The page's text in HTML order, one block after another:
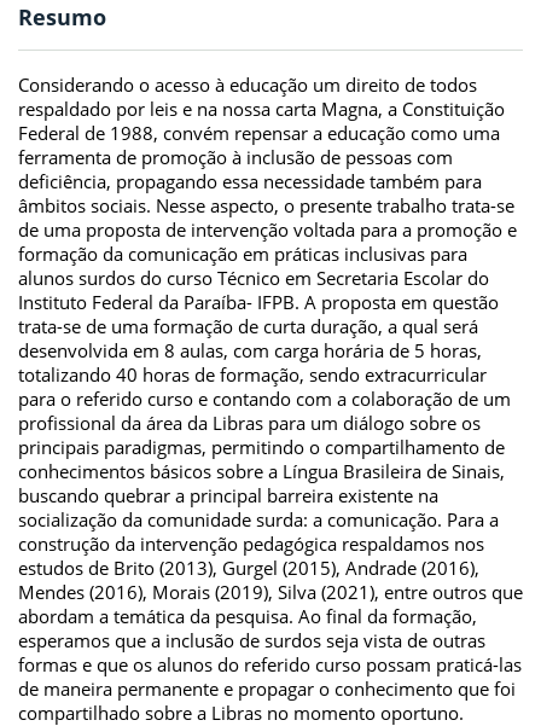
Resumo
Considerando o acesso à educação um direito de todos
respaldado por leis e na nossa carta Magna, a Constituição
Federal de 1988, convém repensar a educação como uma
ferramenta de promoção à inclusão de pessoas com
deficiência, propagando essa necessidade também para
âmbitos sociais. Nesse aspecto, o presente trabalho trata-se
de uma proposta de intervenção voltada para a promoção e
formação da comunicação em práticas inclusivas para
alunos surdos do curso Técnico em Secretaria Escolar do
Instituto Federal da Paraíba- IFPB. A proposta em questão
trata-se de uma formação de curta duração, a qual será
desenvolvida em 8 aulas, com carga horária de 5 horas,
totalizando 40 horas de formação, sendo extracurricular
para o referido curso e contando com a colaboração de um
profissional da área da Libras para um diálogo sobre os
principais paradigmas, permitindo o compartilhamento de
conhecimentos básicos sobre a Língua Brasileira de Sinais,
buscando quebrar a principal barreira existente na
socialização da comunidade surda: a comunicação. Para a
construção da intervenção pedagógica respaldamos nos
estudos de Brito (2013), Gurgel (2015), Andrade (2016),
Mendes (2016), Morais (2019), Silva (2021), entre outros que
abordam a temática da pesquisa. Ao final da formação,
esperamos que a inclusão de surdos seja vista de outras
formas e que os alunos do referido curso possam praticá-las
de maneira permanente e propagar o conhecimento que foi
compartilhado sobre a Libras no momento oportuno.